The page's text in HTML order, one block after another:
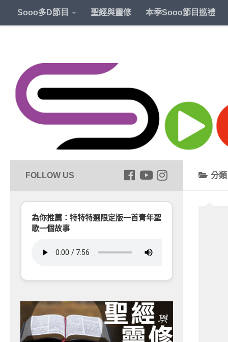
Sooo多D節目 聖經與靈修 本季Sooo節目巡禮
分
為你推薦：特特特選限定版一首青年聖
歌一個故事